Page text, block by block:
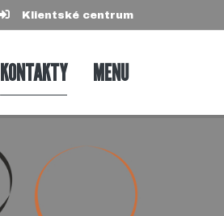
Klientské centrum
KONTAKTY MENU